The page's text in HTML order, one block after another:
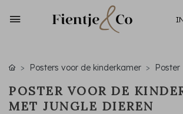
Posters voor de kinderkamer Poster
POSTER VOOR DE
MET JUNGLE DIEREN